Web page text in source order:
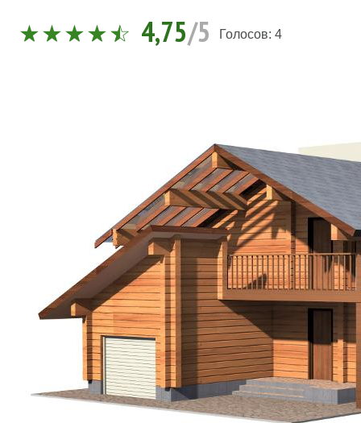
4,75/5 Голосов: 4